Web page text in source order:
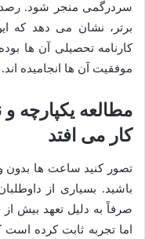
سردرگمی منجر شود. رصد
برتر، نشان می دهد که
کارنامه تحصیلی آن ها
موفقیت آن ها انجامیده اند.
مطالعه یکپارچه
کار می افتد
تصور کنید ساعت ها بدون
باشید. بسیاری از
صرفاً به دلیل تعهد بیش
اما تجربه ثابت کرده